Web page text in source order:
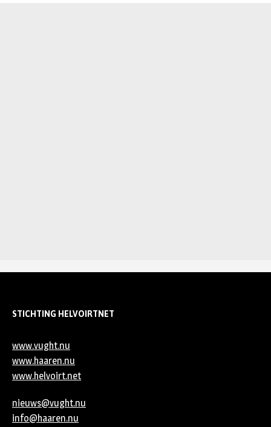
STICHTING HELVOIRTNET
www.vught.nu
www.haaren.nu
www.helvoirt.net
nieuws@vught.nu
info@haaren.nu